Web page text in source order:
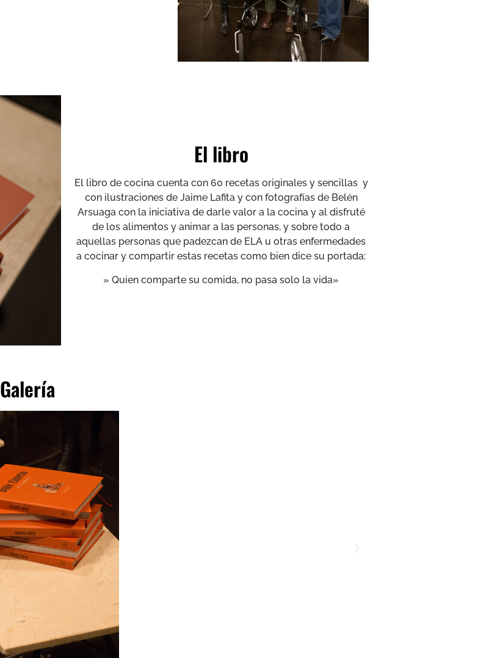
El libro
El libro de cocina cuenta con 60 recetas originales y sencillas y
con ilustraciones de Jaime Lafita y con fotografías de Belén
Arsuaga con la iniciativa de darle valor a la cocina y al disfruté
de los alimentos y animar a las personas, y sobre todo a
aquellas personas que padezcan de ELA u otras enfermedades
a cocinar y compartir estas recetas como bien dice su portada:
» Quien comparte su comida, no pasa solo la vida»
Galería